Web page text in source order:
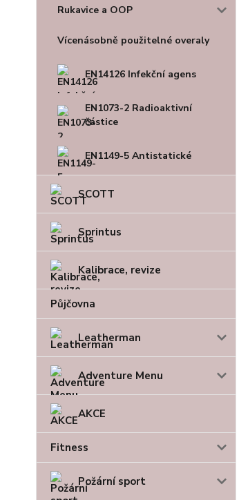
Rukavice a OOP
Vícenásobně použitelné overaly
EN14126 Infekční agens
EN1073-2 Radioaktivní
částice
EN1149-5 Antistatické
SCOTT
Sprintus
Kalibrace, revize
Půjčovna
Leatherman
Adventure Menu
AKCE
Fitness
Požární sport